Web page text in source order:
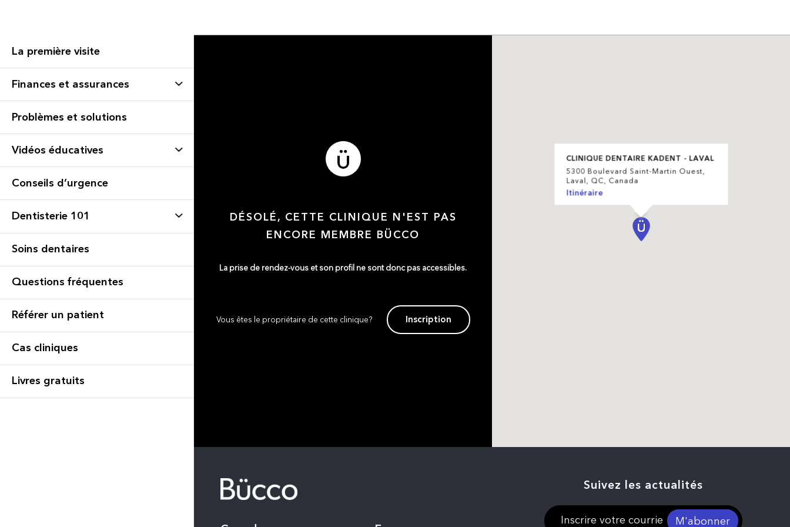
La première visite
Finances et assurances
Problèmes et solutions
Vidéos éducatives
Conseils d’urgence
Dentisterie 101
Soins dentaires
Questions fréquentes
Référer un patient
Cas cliniques
Livres gratuits
DÉSOLÉ, CETTE CLINIQUE N'EST PAS
ENCORE MEMBRE BÜCCO
La prise de rendez-vous et son profil ne sont donc pas accessibles.
Vous êtes le propriétaire de cette clinique? Inscription
CLINIQUE DENTAIRE KADENT - LAVAL
5300 Boulevard Saint-Martin Ouest,
Laval, QC, Canada
Itinéraire
Suivez les actualités
M'abonner